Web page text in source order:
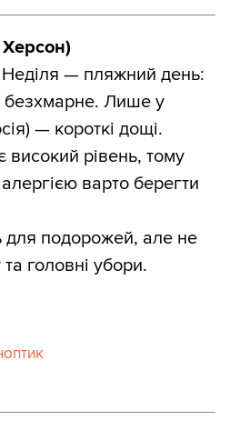
— пляжний день:
Лише у
— короткі дощі.
високий рівень, тому
варто берегти
для подорожей, але не
головні убори.